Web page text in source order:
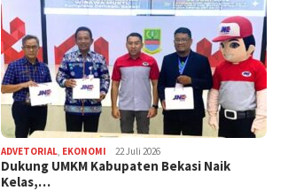
ADVETORIAL EKONOMI 22 Juli 2026
Dukung UMKM Kabupaten Bekasi Naik
Kelas,…